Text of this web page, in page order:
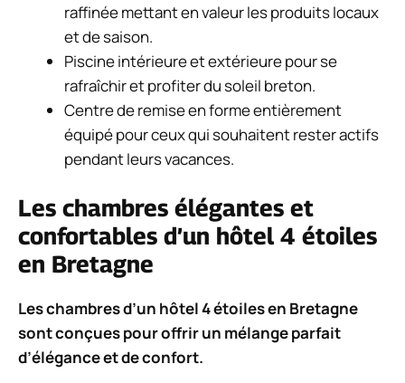
raffinée mettant en valeur les produits locaux
et de saison.
Piscine intérieure et extérieure pour se
rafraîchir et profiter du soleil breton.
Centre de remise en forme entièrement
équipé pour ceux qui souhaitent rester actifs
pendant leurs vacances.
Les chambres élégantes et
confortables d’un hôtel 4 étoiles
en Bretagne
Les chambres d’un hôtel 4 étoiles en Bretagne
sont conçues pour offrir un mélange parfait
d’élégance et de confort.